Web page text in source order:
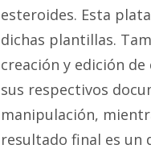
esteroides. Esta
dichas plantillas.
creación y edición
sus respectivos
manipulación,
resultado final es un